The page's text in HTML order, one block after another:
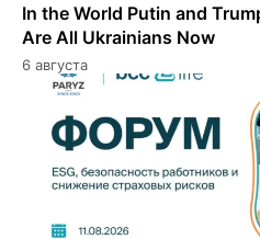
In the World Putin and
Are All Ukrainians Now
6 августа